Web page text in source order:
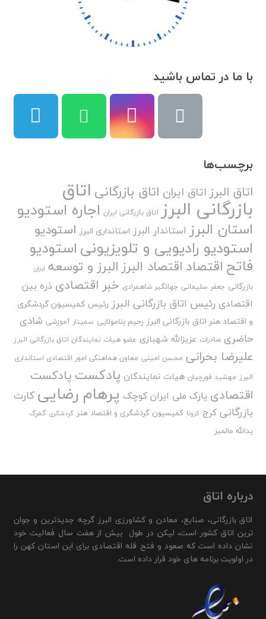
با ما در تماس باشید
برچسب‌ها
اتاق البرز اتاق ایران اتاق بازرگانی اتاق
بازرگانی البرز اتاق بازرگانی ایران اجاره استودیو
استان البرز استاندار البرز استانداری البرز استودیو
استودیو رادیویی و تلویزیونیاستودیو
فاتح اقتصاد اقتصاد البرزالبرز و توسعه ایران
بازرگانی جعفر سلیمانی جهانگیر شاهمرادی خبر اقتصادی ذره بین
اقتصادی رئیس اتاق بازرگانی البرز رئیس کمیسیون گردشگری
و اقتصاد هنر اتاق بازرگانی البرز رحیم بنامولایی سمینار آموزشی شادی
حاضری صادرات عزیزالله شهبازی عضو هیات نمایندگان اتاق بازرگانی البرز
علیرضا بحرانی محسن امینی معاون هماهنگی امور اقتصادی استانداری
البرز مهشید قورچیان هیات نمایندگان پادکست پادکست
اقتصادی پارک ملی ایران کوچک پرهام رضایی کارت
بازرگانی کرج کرونا کمیسیون گردشگری و اقتصاد هنر گردشگری گمرک
یدالله مالمیر
درباره اتاق
اتاق بازرگانی، صنایع، معادن و کشاورزی البرز گرچه جدیدترین و جوان
ترین اتاق کشور است، لیکن در طول بیش از هفت سال فعالیت خود
نشان داده است که صعود و فتح قله اقتصادی برای این استان کهن را
در اولویت برنامه های خود قرار داده است.